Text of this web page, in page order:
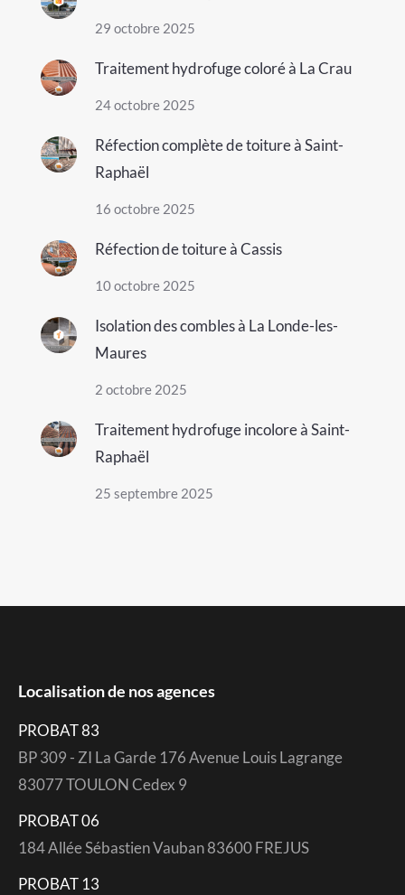
29 octobre 2025
Traitement hydrofuge coloré à La Crau
24 octobre 2025
Réfection complète de toiture à Saint-
Raphaël
16 octobre 2025
Réfection de toiture à Cassis
10 octobre 2025
Isolation des combles à La Londe-les-
Maures
2 octobre 2025
Traitement hydrofuge incolore à Saint-
Raphaël
25 septembre 2025
Localisation de nos agences
PROBAT 83
BP 309 - ZI La Garde 176 Avenue Louis Lagrange
83077 TOULON Cedex 9
PROBAT 06
184 Allée Sébastien Vauban 83600 FREJUS
PROBAT 13